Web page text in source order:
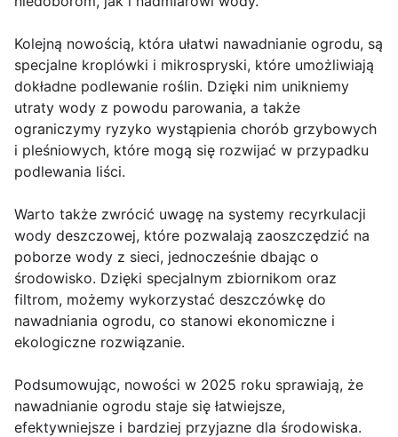
Kolejną nowością, która ułatwi nawadnianie ogrodu, są
specjalne kroplówki i mikrospryski, które umożliwiają
dokładne podlewanie roślin. Dzięki nim unikniemy
utraty wody z powodu parowania, a także
ograniczymy ryzyko wystąpienia chorób grzybowych
i pleśniowych, które mogą się rozwijać w przypadku
podlewania liści.
Warto także zwrócić uwagę na systemy recyrkulacji
wody deszczowej, które pozwalają zaoszczędzić na
poborze wody z sieci, jednocześnie dbając o
środowisko. Dzięki specjalnym zbiornikom oraz
filtrom, możemy wykorzystać deszczówkę do
nawadniania ogrodu, co stanowi ekonomiczne i
ekologiczne rozwiązanie.
Podsumowując, nowości w 2025 roku sprawiają, że
nawadnianie ogrodu staje się łatwiejsze,
efektywniejsze i bardziej przyjazne dla środowiska.